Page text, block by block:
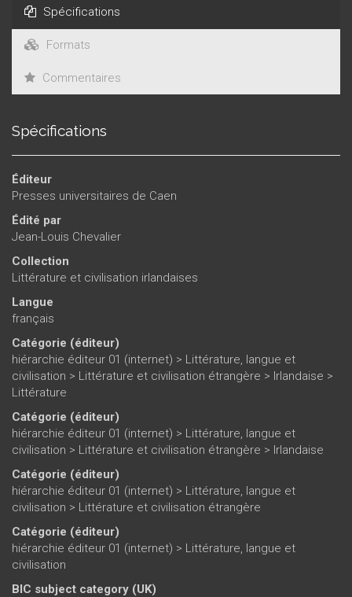
Spécifications
Formats
Commentaires
Spécifications
Éditeur
Presses universitaires de Caen
Édité par
Jean-Louis Chevalier
Collection
Littérature et civilisation irlandaises
Langue
français
Catégorie (éditeur)
hiérarchie éditeur 01 (internet) > Littérature, langue et
civilisation > Littérature et civilisation étrangère > Irlandaise >
Littérature
Catégorie (éditeur)
hiérarchie éditeur 01 (internet) > Littérature, langue et
civilisation > Littérature et civilisation étrangère > Irlandaise
Catégorie (éditeur)
hiérarchie éditeur 01 (internet) > Littérature, langue et
civilisation > Littérature et civilisation étrangère
Catégorie (éditeur)
hiérarchie éditeur 01 (internet) > Littérature, langue et
civilisation
BIC subject category (UK)